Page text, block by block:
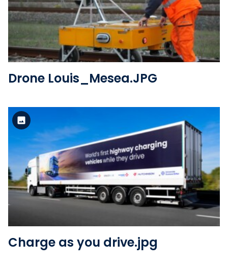
Voir le fichier
Drone Louis_Mesea.JPG
Voir le fichier
Version standard
Charge as you drive.jpg